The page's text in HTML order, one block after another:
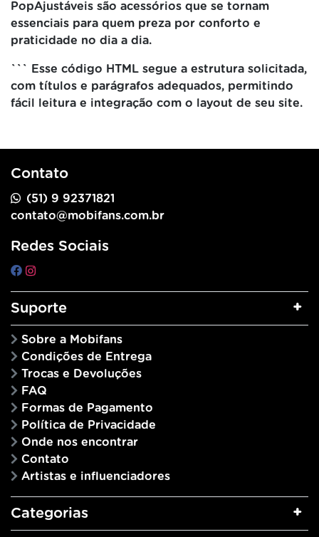
PopAjustáveis são acessórios que se tornam
essenciais para quem preza por conforto e
praticidade no dia a dia.
``` Esse código HTML segue a estrutura solicitada,
com títulos e parágrafos adequados, permitindo
fácil leitura e integração com o layout de seu site.
Contato
(51) 9 92371821
contato@mobifans.com.br
Redes Sociais
Suporte
Sobre a Mobifans
Condições de Entrega
Trocas e Devoluções
FAQ
Formas de Pagamento
Política de Privacidade
Onde nos encontrar
Contato
Artistas e influenciadores
Categorias